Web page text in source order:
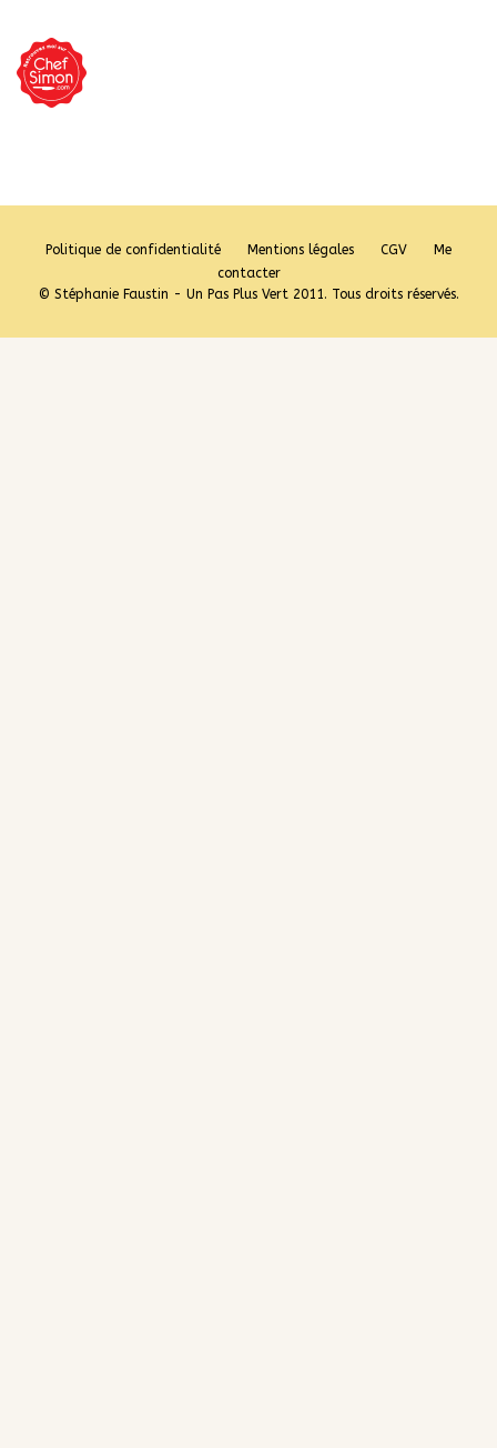
Politique de confidentialité Mentions légales CGV
Me
contacter
© Stéphanie Faustin - Un Pas Plus Vert 2011. Tous droits réservés.